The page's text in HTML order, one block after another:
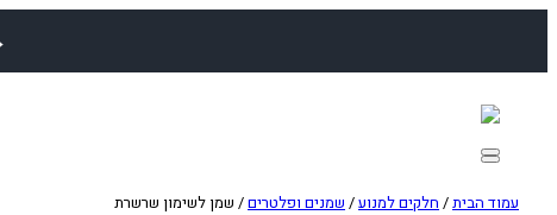
עמוד הבית/ חלקים למנוע/ שמנים ופלטרים/ שמן לשימון שרשרת